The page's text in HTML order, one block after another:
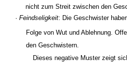
nicht zum Streit zwischen den
· Feindseligkeit: Die Geschwister
Folge von Wut und Ablehnung.
den Geschwistern.
Dieses negative Muster zeigt